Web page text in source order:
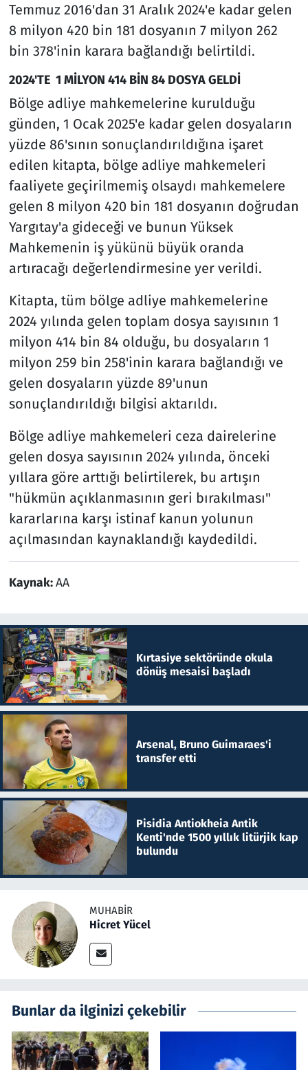
Temmuz 2016'dan 31 Aralık 2024'e kadar gelen
8 milyon 420 bin 181 dosyanın 7 milyon 262
bin 378'inin karara bağlandığı belirtildi.
2024'TE 1 MİLYON 414 BİN 84 DOSYA GELDİ
Bölge adliye mahkemelerine kurulduğu
günden, 1 Ocak 2025'e kadar gelen dosyaların
yüzde 86'sının sonuçlandırıldığına işaret
edilen kitapta, bölge adliye mahkemeleri
faaliyete geçirilmemiş olsaydı mahkemelere
gelen 8 milyon 420 bin 181 dosyanın doğrudan
Yargıtay'a gideceği ve bunun Yüksek
Mahkemenin iş yükünü büyük oranda
artıracağı değerlendirmesine yer verildi.
Kitapta, tüm bölge adliye mahkemelerine
2024 yılında gelen toplam dosya sayısının 1
milyon 414 bin 84 olduğu, bu dosyaların 1
milyon 259 bin 258'inin karara bağlandığı ve
gelen dosyaların yüzde 89'unun
sonuçlandırıldığı bilgisi aktarıldı.
Bölge adliye mahkemeleri ceza dairelerine
gelen dosya sayısının 2024 yılında, önceki
yıllara göre arttığı belirtilerek, bu artışın
"hükmün açıklanmasının geri bırakılması"
kararlarına karşı istinaf kanun yolunun
açılmasından kaynaklandığı kaydedildi.
Kaynak:AA
Kırtasiye sektöründe okula
dönüş mesaisi başladı
Arsenal, Bruno Guimaraes'i
transfer etti
Pisidia Antiokheia Antik
Kenti'nde 1500 yıllık litürjik kap
bulundu
MUHABIR
Hicret Yücel
Bunlar da ilginizi çekebilir